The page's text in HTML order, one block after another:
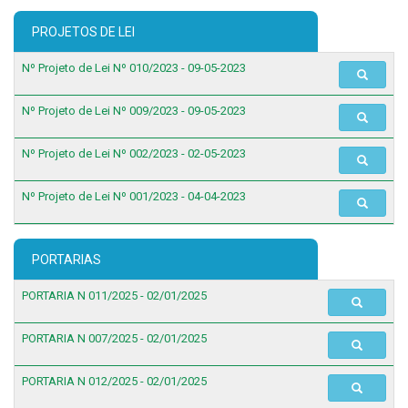
PROJETOS DE LEI
Nº Projeto de Lei Nº 010/2023 - 09-05-2023
Nº Projeto de Lei Nº 009/2023 - 09-05-2023
Nº Projeto de Lei Nº 002/2023 - 02-05-2023
Nº Projeto de Lei Nº 001/2023 - 04-04-2023
PORTARIAS
PORTARIA N 011/2025 - 02/01/2025
PORTARIA N 007/2025 - 02/01/2025
PORTARIA N 012/2025 - 02/01/2025